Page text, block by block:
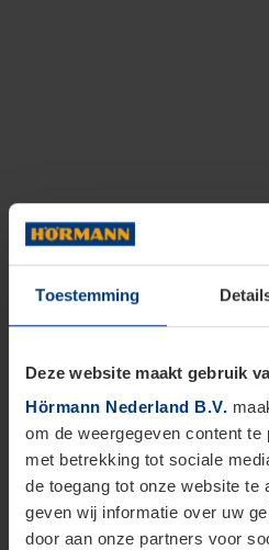
Toestemming
Deze website maakt gebruik
Hörmann Nederland B.V.
om de weergegeven content te
met betrekking tot sociale
de toegang tot onze website te
geven wij informatie over uw
door aan onze partners voor